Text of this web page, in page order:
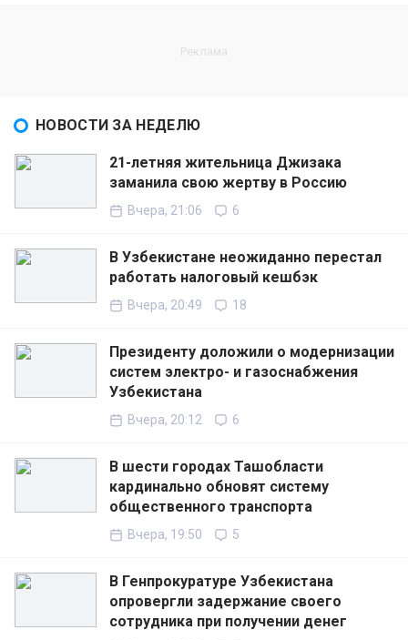
НОВОСТИ ЗА НЕДЕЛЮ
21-летняя жительница Джизака
заманила свою жертву в Россию
Вчера, 21:06 6
В Узбекистане неожиданно перестал
работать налоговый кешбэк
Вчера, 20:49 18
Президенту доложили о модернизации
систем электро- и газоснабжения
Узбекистана
Вчера, 20:12 6
В шести городах Ташобласти
кардинально обновят систему
общественного транспорта
Вчера, 19:50 5
В Генпрокуратуре Узбекистана
опровергли задержание своего
сотрудника при получении денег